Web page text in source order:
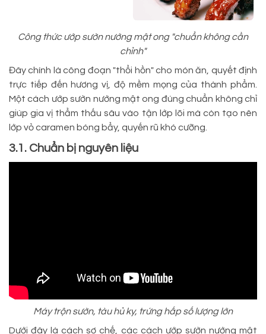
Công thức ướp sườn nướng mật ong "chuẩn không cần
chỉnh"
Đây chính là công đoạn "thổi hồn" cho món ăn, quyết định
trực tiếp đến hương vị, độ mềm mọng của thành phẩm.
Một cách ướp sườn nướng mật ong đúng chuẩn không chỉ
giúp gia vị thẩm thấu sâu vào tận lớp lõi mà còn tạo nên
lớp vỏ caramen bóng bẩy, quyến rũ khó cưỡng.
3.1. Chuẩn bị nguyên liệu
Máy trộn sườn, tàu hủ ky, trứng hấp số lượng lớn
Dưới đây là cách sơ chế, các cách ướp sườn nướng mật